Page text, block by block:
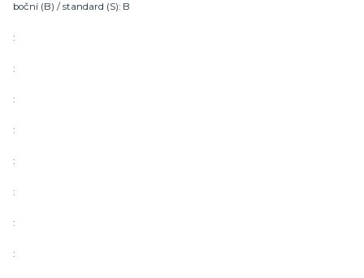
boční (B) / standard (S): B
:
:
:
:
:
:
:
: